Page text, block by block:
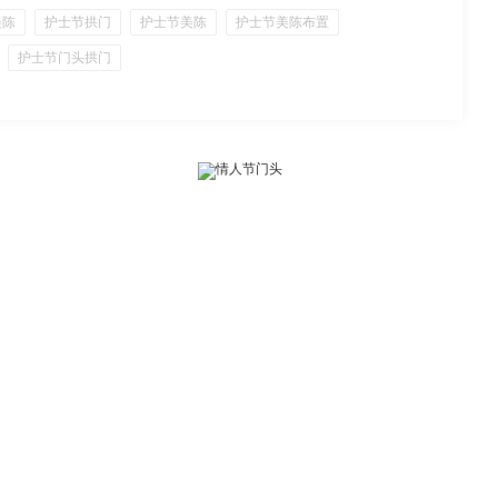
护士节拱门 护士节美陈 护士节美陈布置
护士节门头拱门